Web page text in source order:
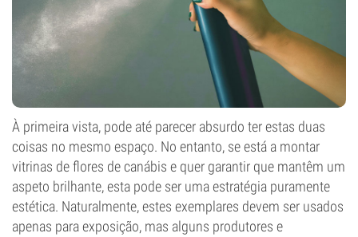
À primeira vista, pode até parecer absurdo ter estas duas
coisas no mesmo espaço. No entanto, se está a montar
vitrinas de flores de canábis e quer garantir que mantêm um
aspeto brilhante, esta pode ser uma estratégia puramente
estética. Naturalmente, estes exemplares devem ser usados
apenas para exposição, mas alguns produtores e